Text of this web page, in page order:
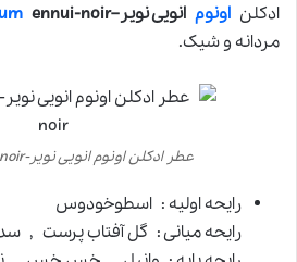
ادکلن اونوم انویی نویر–
ennui-noir
مردانه و شیک.
عطر ادکلن اونوم انویی نویر-Unum ennui-noir
رایحه اولیه : اسطوخودوس
رایحه میانی : گل آفتاب پرست ,